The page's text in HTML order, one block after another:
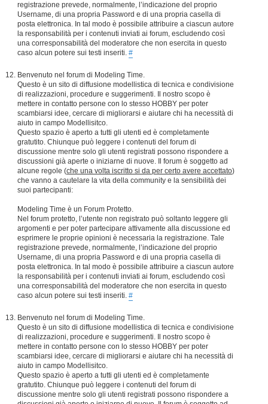
registrazione prevede, normalmente, l’indicazione del proprio
Username, di una propria Password e di una propria casella di
posta elettronica. In tal modo è possibile attribuire a ciascun autore
la responsabilità per i contenuti inviati ai forum, escludendo così
una corresponsabilità del moderatore che non esercita in questo
caso alcun potere sui testi inseriti. #
Benvenuto nel forum di Modeling Time.
Questo è un sito di diffusione modellistica di tecnica e condivisione
di realizzazioni, procedure e suggerimenti. Il nostro scopo è
mettere in contatto persone con lo stesso HOBBY per poter
scambiarsi idee, cercare di migliorarsi e aiutare chi ha necessità di
aiuto in campo Modellisitco.
Questo spazio è aperto a tutti gli utenti ed è completamente
gratutito. Chiunque può leggere i contenuti del forum di
discussione mentre solo gli utenti registrati possono rispondere a
discussioni già aperte o iniziarne di nuove. Il forum è soggetto ad
alcune regole (che una volta iscritto si da per certo avere accettato)
che vanno a cautelare la vita della community e la sensibilità dei
suoi partecipanti:
Modeling Time è un Forum Protetto.
Nel forum protetto, l’utente non registrato può soltanto leggere gli
argomenti e per poter partecipare attivamente alla discussione ed
esprimere le proprie opinioni è necessaria la registrazione. Tale
registrazione prevede, normalmente, l’indicazione del proprio
Username, di una propria Password e di una propria casella di
posta elettronica. In tal modo è possibile attribuire a ciascun autore
la responsabilità per i contenuti inviati ai forum, escludendo così
una corresponsabilità del moderatore che non esercita in questo
caso alcun potere sui testi inseriti. #
Benvenuto nel forum di Modeling Time.
Questo è un sito di diffusione modellistica di tecnica e condivisione
di realizzazioni, procedure e suggerimenti. Il nostro scopo è
mettere in contatto persone con lo stesso HOBBY per poter
scambiarsi idee, cercare di migliorarsi e aiutare chi ha necessità di
aiuto in campo Modellisitco.
Questo spazio è aperto a tutti gli utenti ed è completamente
gratutito. Chiunque può leggere i contenuti del forum di
discussione mentre solo gli utenti registrati possono rispondere a